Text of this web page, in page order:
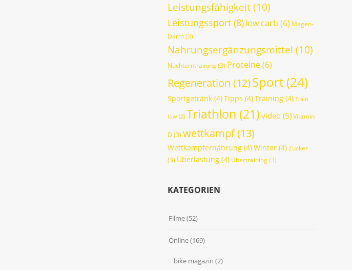
Leistungsfähigkeit(10)
Leistungssport (8)low carb (6) Magen-
Darm(3)
Nahrungsergänzungsmittel (10)
Nüchterntraining(3) Proteine(6)
Regeneration (12)Sport (24)
Sportgetränk (4)Tipps (4)Training (4) Train
low (2) Triathlon (21) video (5)Vitamin
D (3) wettkampf(13)
Wettkampfernährung (4)Winter (4)Zucker
(3) Überlastung (4) Übertraining(3)
KATEGORIEN
Filme(52)
Online(169)
bike magazin (2)